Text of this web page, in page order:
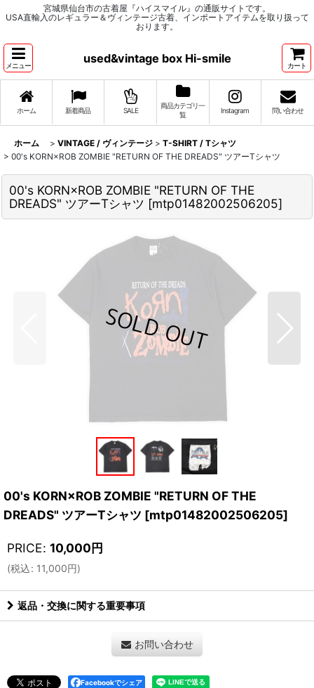
宮城県仙台市の古着屋『ハイスマイル』の通販サイトです。
USA直輸入のレギュラー＆ヴィンテージ古着、インポートアイテムを取り扱って
おります。
メニュー
used&vintage box Hi-smile
カート
ホーム 新着商品 SALE
商品カテゴリ一
覧
Instagram 問い合わせ
ホーム > VINTAGE / ヴィンテージ > T-SHIRT / Tシャツ
> 00's KORN×ROB ZOMBIE "RETURN OF THE DREADS" ツアーTシャツ
00's KORN×ROB ZOMBIE "RETURN OF THE
DREADS" ツアーTシャツ [mtp01482002506205]
00's KORN×ROB ZOMBIE "RETURN OF THE
DREADS" ツアーTシャツ [mtp01482002506205]
PRICE: 10,000円
(税込: 11,000円)
返品・交換に関する重要事項
お問い合わせ
Facebookでシェア